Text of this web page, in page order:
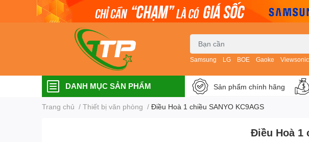
Samsung LG BOE Gaoke Viewsonic
DANH MỤC SẢN PHẨM Sản phẩm chính hãng
Trang chủ / Thiết bị văn phòng / Điều Hoà 1 chiều SANYO KC9AGS
Điều Hoà 1